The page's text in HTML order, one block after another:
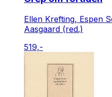
Ellen Krefting, Espen
Aasgaard (red.)
519,-